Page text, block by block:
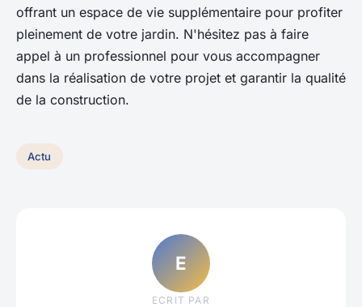
offrant un espace de vie supplémentaire pour profiter
pleinement de votre jardin. N'hésitez pas à faire
appel à un professionnel pour vous accompagner
dans la réalisation de votre projet et garantir la qualité
de la construction.
Actu
E
ECRIT PAR